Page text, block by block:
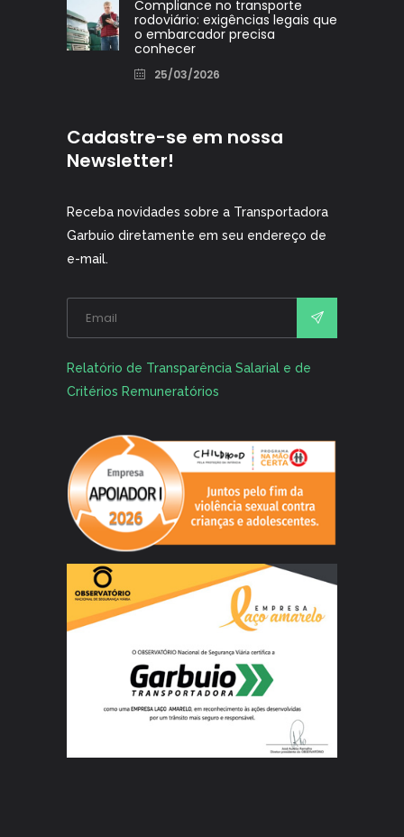
Compliance no transporte
rodoviário: exigências legais que
o embarcador precisa
conhecer
25/03/2026
Cadastre-se em nossa
Newsletter!
Receba novidades sobre a Transportadora
Garbuio diretamente em seu endereço de
e-mail.
Relatório de Transparência Salarial e de
Critérios Remuneratórios